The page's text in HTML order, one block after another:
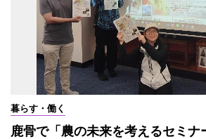
暮らす・働く
鹿骨で「農の未来を考えるセミ